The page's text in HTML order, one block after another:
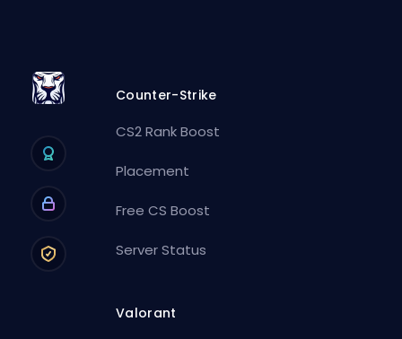
Counter-Strike
CS2 Rank Boost
Placement
Free CS Boost
Server Status
Valorant